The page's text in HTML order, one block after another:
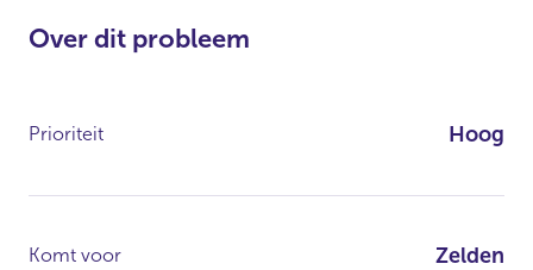
Over dit probleem
Prioriteit Hoog
Komt voor Zelden